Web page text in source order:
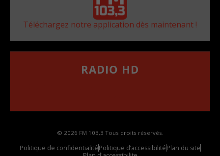
Téléchargez notre application dès maintenant !
RADIO HD
© 2026 FM 103,3 Tous droits réservés.
Politique de confidentialitéPolitique d’accessibilitéPlan du site